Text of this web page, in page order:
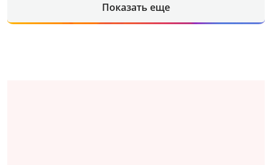
Показать еще